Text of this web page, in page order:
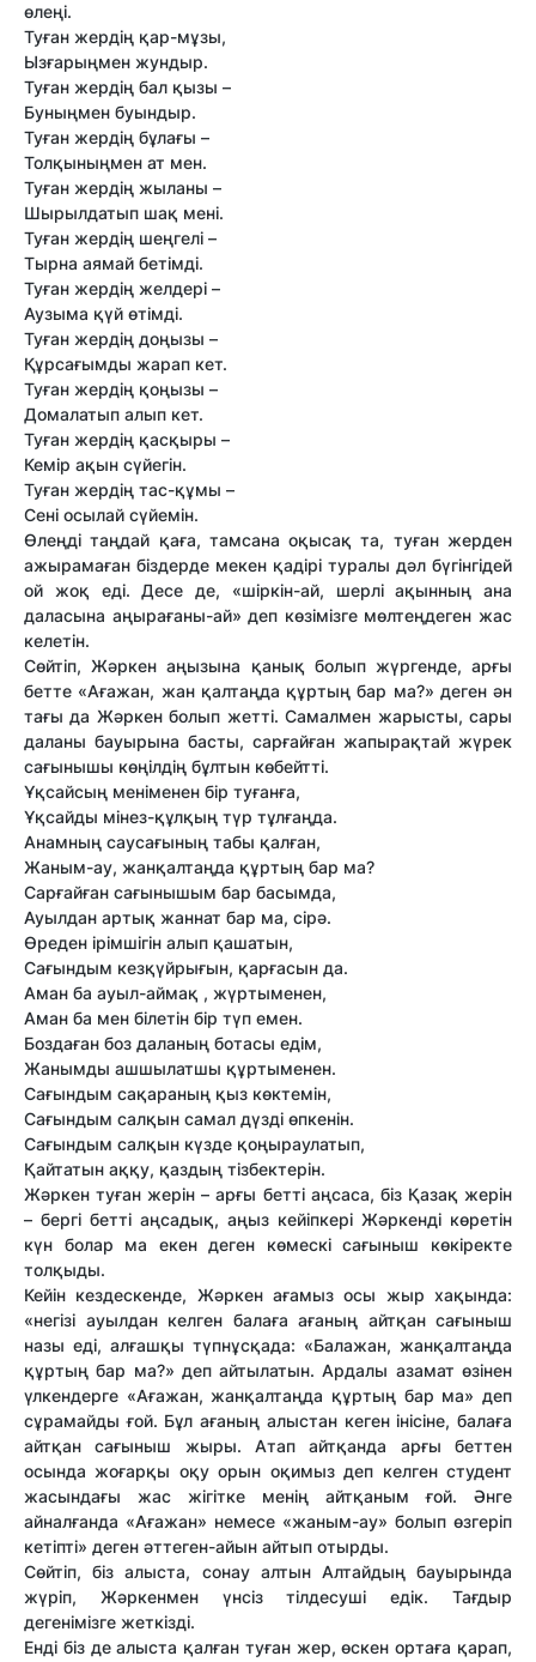
өлеңі.
Туған жердің қар-мұзы,
Ызғарыңмен жундыр.
Туған жердің бал қызы –
Буныңмен буындыр.
Туған жердің бұлағы –
Толқыныңмен ат мен.
Туған жердің жыланы –
Шырылдатып шақ мені.
Туған жердің шеңгелі –
Тырна аямай бетімді.
Туған жердің желдері –
Аузыма қүй өтімді.
Туған жердің доңызы –
Құрсағымды жарап кет.
Туған жердің қоңызы –
Домалатып алып кет.
Туған жердің қасқыры –
Кемір ақын сүйегін.
Туған жердің тас-құмы –
Сені осылай сүйемін.
Өлеңді таңдай қаға, тамсана оқысақ та, туған жерден
ажырамаған біздерде мекен қадірі туралы дәл бүгінгідей
ой жоқ еді. Десе де, «шіркін-ай, шерлі ақынның ана
даласына аңырағаны-ай» деп көзімізге мөлтеңдеген жас
келетін.
Сөйтіп, Жәркен аңызына қанық болып жүргенде, арғы
бетте «Ағажан, жан қалтаңда құртың бар ма?» деген ән
тағы да Жәркен болып жетті. Самалмен жарысты, сары
даланы бауырына басты, сарғайған жапырақтай жүрек
сағынышы көңілдің бұлтын көбейтті.
Ұқсайсың меніменен бір туғанға,
Ұқсайды мінез-құлқың түр тұлғаңда.
Анамның саусағының табы қалған,
Жаным-ау, жанқалтаңда құртың бар ма?
Сарғайған сағынышым бар басымда,
Ауылдан артық жаннат бар ма, сірә.
Өреден ірімшігін алып қашатын,
Сағындым кезқүйрығын, қарғасын да.
Аман ба ауыл-аймақ , жүртыменен,
Аман ба мен білетін бір түп емен.
Боздаған боз даланың ботасы едім,
Жанымды ашшылатшы құртыменен.
Сағындым сақараның қыз көктемін,
Сағындым салқын самал дүзді өпкенін.
Сағындым салқын күзде қоңыраулатып,
Қайтатын аққу, қаздың тізбектерін.
Жәркен туған жерін – арғы бетті аңсаса, біз Қазақ жерін
– бергі бетті аңсадық, аңыз кейіпкері Жәркенді көретін
күн болар ма екен деген көмескі сағыныш көкіректе
толқыды.
Кейін кездескенде, Жәркен ағамыз осы жыр хақында:
«негізі ауылдан келген балаға ағаның айтқан сағыныш
назы еді, алғашқы түпнұсқада: «Балажан, жанқалтаңда
құртың бар ма?» деп айтылатын. Ардалы азамат өзінен
үлкендерге «Ағажан, жанқалтаңда құртың бар ма» деп
сұрамайды ғой. Бұл ағаның алыстан кеген інісіне, балаға
айтқан сағыныш жыры. Атап айтқанда арғы беттен
осында жоғарқы оқу орын оқимыз деп келген студент
жасындағы жас жігітке менің айтқаным ғой. Әнге
айналғанда «Ағажан» немесе «жаным-ау» болып өзгеріп
кетіпті» деген әттеген-айын айтып отырды.
Сөйтіп, біз алыста, сонау алтын Алтайдың бауырында
жүріп, Жәркенмен үнсіз тілдесуші едік. Тағдыр
дегенімізге жеткізді.
Енді біз де алыста қалған туған жер, өскен ортаға қарап,